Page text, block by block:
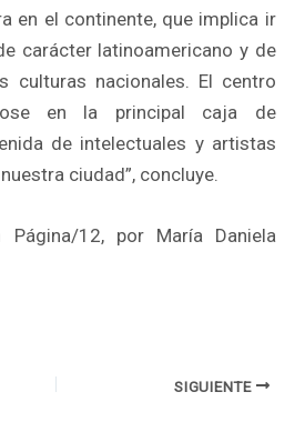
en el continente, que implica ir
carácter latinoamericano y de
culturas nacionales. El centro
en la principal caja de
de intelectuales y artistas
ciudad”, concluye.
Página/12, por María Daniela
SIGUIENTE